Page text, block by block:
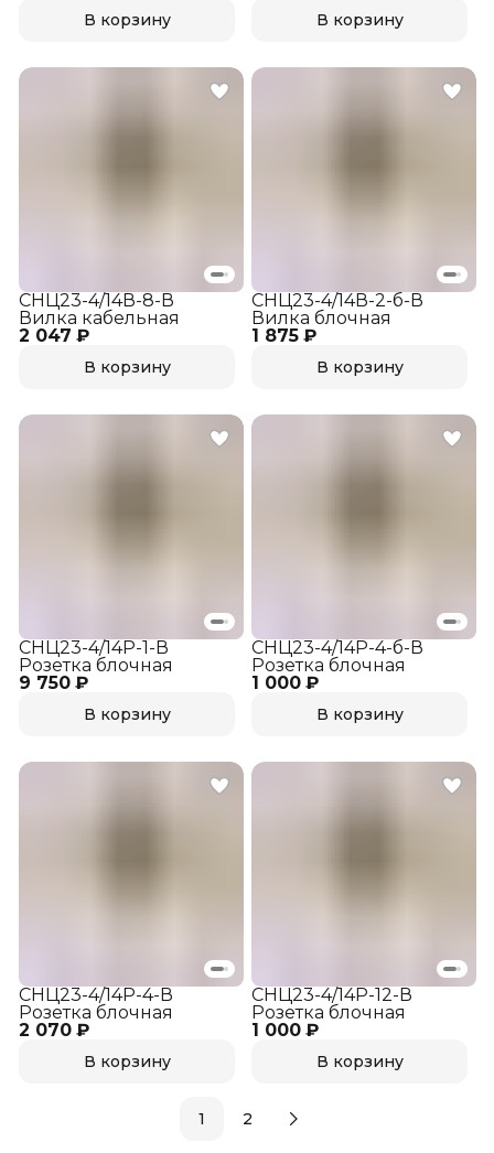
В корзину В корзину
2 047 ₽
СНЦ23-4/14В-8-В
Вилка кабельная
В корзину
1 875 ₽
СНЦ23-4/14В-2-б-В
Вилка блочная
В корзину
9 750 ₽
СНЦ23-4/14Р-1-В
Розетка блочная
В корзину
1 000 ₽
СНЦ23-4/14Р-4-б-В
Розетка блочная
В корзину
2 070 ₽
СНЦ23-4/14Р-4-В
Розетка блочная
В корзину
1 000 ₽
СНЦ23-4/14Р-12-В
Розетка блочная
В корзину
1 2